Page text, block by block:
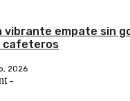
vibrante empate sin
cafeteros
2026
-